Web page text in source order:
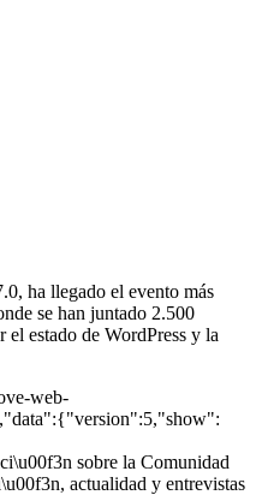
ha llegado el evento más
se han juntado 2.500
el estado de WordPress y la
web-
sobre la Comunidad
actualidad y entrevistas